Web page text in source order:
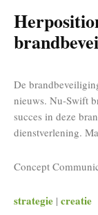
De
nieuws. Nu-Swift
succes in deze
dienstverlening.
Concept
strategie | creatie